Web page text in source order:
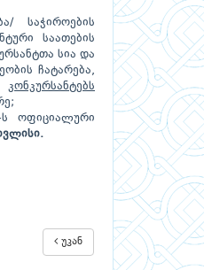
საჭიროების
საათების
სია და
ჩატარება,
კონკურსანტებს
ოფიციალური
უკან